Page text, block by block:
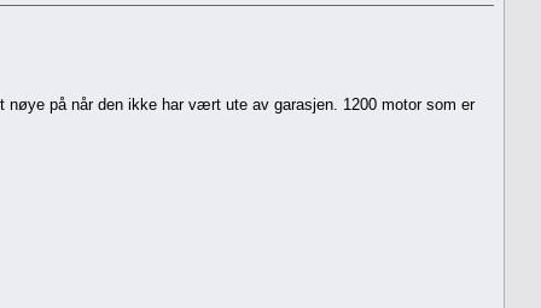
på når den ikke har vært ute av garasjen. 1200 motor som er